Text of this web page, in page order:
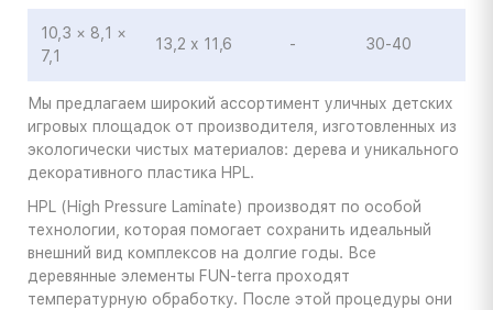
10,3 × 8,1 ×
7,1
13,2 х 11,6 - 30-40
Мы предлагаем широкий ассортимент уличных детских
игровых площадок от производителя, изготовленных из
экологически чистых материалов: дерева и уникального
декоративного пластика HPL.
HPL (High Pressure Laminate) производят по особой
технологии, которая помогает сохранить идеальный
внешний вид комплексов на долгие годы. Все
деревянные элементы FUN-terra проходят
температурную обработку. После этой процедуры они